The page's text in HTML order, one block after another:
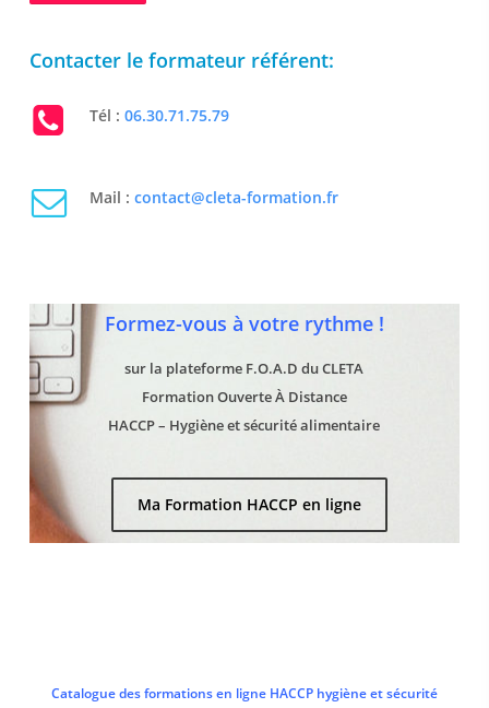
Contacter le formateur référent:
Tél :06.30.71.75.79
Mail :contact@cleta-formation.fr
Formez-vous à votre rythme !
sur la plateforme F.O.A.D du CLETA
Formation Ouverte À Distance
HACCP – Hygiène et sécurité alimentaire
Ma Formation HACCP en ligne
Catalogue des formations en ligne HACCP hygiène et sécurité